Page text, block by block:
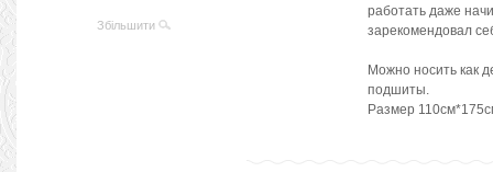
Збільшити
работать даже
зарекомендовал
Можно носить как
подшиты.
Размер